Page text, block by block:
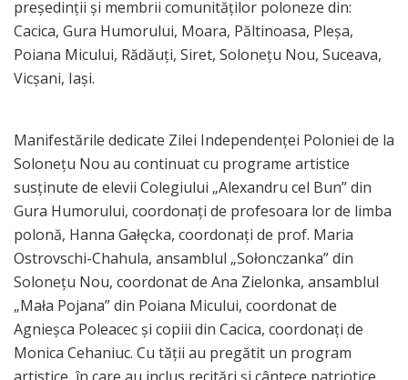
președinții și membrii comunităților poloneze din:
Cacica, Gura Humorului, Moara, Păltinoasa, Pleșa,
Poiana Micului, Rădăuți, Siret, Solonețu Nou, Suceava,
Vicșani, Iași.
Manifestările dedicate Zilei Independenței Poloniei de la
Solonețu Nou au continuat cu programe artistice
susținute de elevii Colegiului „Alexandru cel Bun” din
Gura Humorului, coordonați de profesoara lor de limba
polonă, Hanna Gałęcka, coordonați de prof. Maria
Ostrovschi-Chahula, ansamblul „Sołonczanka” din
Solonețu Nou, coordonat de Ana Zielonka, ansamblul
„Mała Pojana” din Poiana Micului, coordonat de
Agnieșca Poleacec și copiii din Cacica, coordonați de
Monica Cehaniuc. Cu tății au pregătit un program